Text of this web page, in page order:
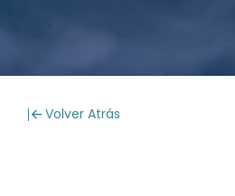
Volver Atrás